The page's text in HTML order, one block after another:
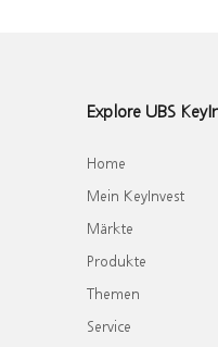
Explore UBS
Home
Mein KeyInvest
Märkte
Produkte
Themen
Service